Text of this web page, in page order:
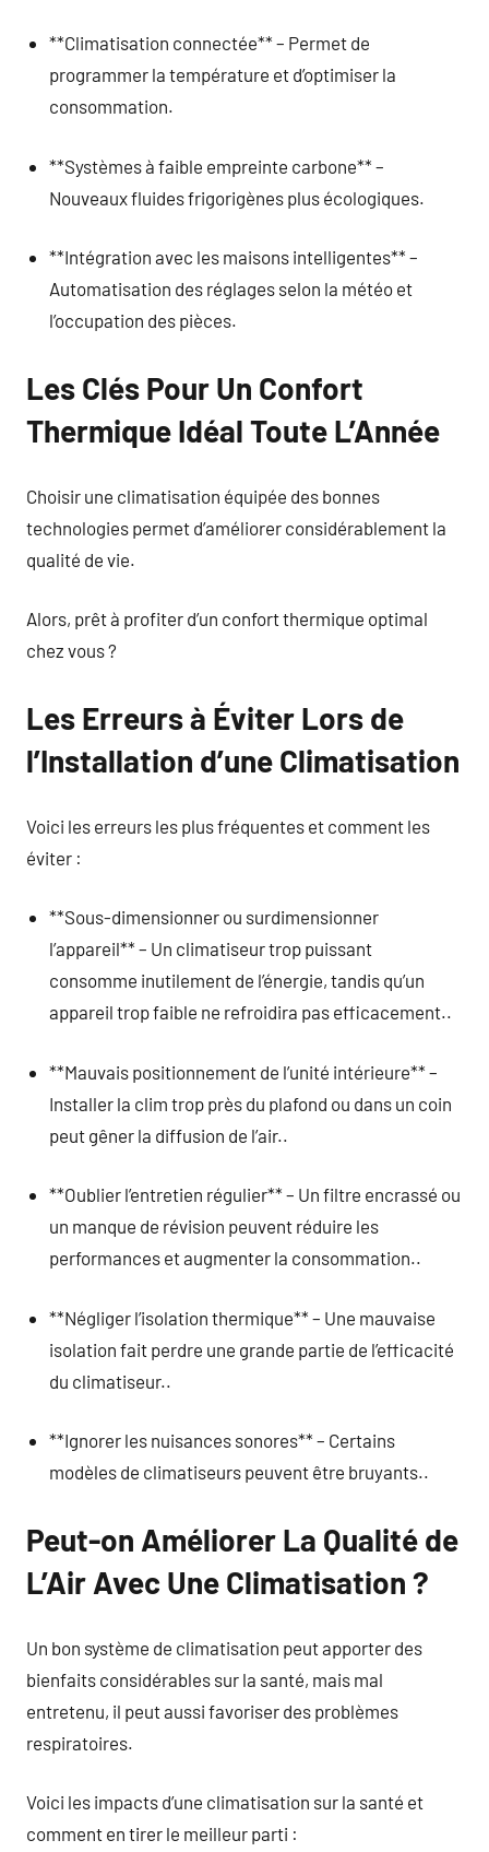
**Climatisation connectée** – Permet de
programmer la température et d’optimiser la
consommation.
**Systèmes à faible empreinte carbone** –
Nouveaux fluides frigorigènes plus écologiques.
**Intégration avec les maisons intelligentes** –
Automatisation des réglages selon la météo et
l’occupation des pièces.
Les Clés Pour Un Confort
Thermique Idéal Toute L’Année
Choisir une climatisation équipée des bonnes
technologies permet d’améliorer considérablement la
qualité de vie.
Alors, prêt à profiter d’un confort thermique optimal
chez vous ?
Les Erreurs à Éviter Lors de
l’Installation d’une Climatisation
Voici les erreurs les plus fréquentes et comment les
éviter :
**Sous-dimensionner ou surdimensionner
l’appareil** – Un climatiseur trop puissant
consomme inutilement de l’énergie, tandis qu’un
appareil trop faible ne refroidira pas efficacement..
**Mauvais positionnement de l’unité intérieure** –
Installer la clim trop près du plafond ou dans un coin
peut gêner la diffusion de l’air..
**Oublier l’entretien régulier** – Un filtre encrassé ou
un manque de révision peuvent réduire les
performances et augmenter la consommation..
**Négliger l’isolation thermique** – Une mauvaise
isolation fait perdre une grande partie de l’efficacité
du climatiseur..
**Ignorer les nuisances sonores** – Certains
modèles de climatiseurs peuvent être bruyants..
Peut-on Améliorer La Qualité de
L’Air Avec Une Climatisation ?
Un bon système de climatisation peut apporter des
bienfaits considérables sur la santé, mais mal
entretenu, il peut aussi favoriser des problèmes
respiratoires.
Voici les impacts d’une climatisation sur la santé et
comment en tirer le meilleur parti :